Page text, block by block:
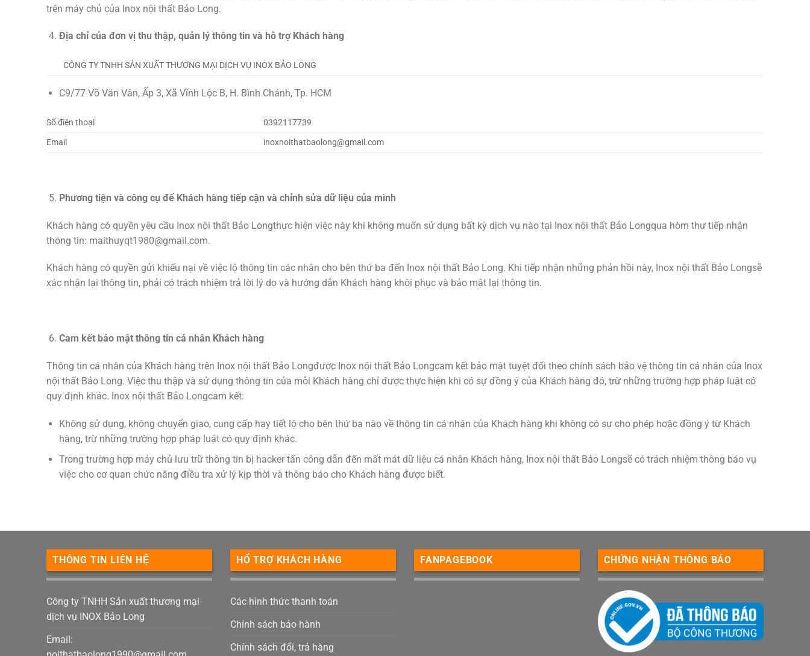
trên máy chủ của Inox nội thất Bảo Long.
Địa chỉ của đơn vị thu thập, quản lý thông tin và hỗ trợ Khách hàng
CÔNG TY TNHH SẢN XUẤT THƯƠNG MẠI DỊCH VỤ INOX BẢO LONG
C9/77 Võ Văn Vân, Ấp 3, Xã Vĩnh Lộc B, H. Bình Chánh, Tp. HCM
Số điện thoại
0392117739
Email
inoxnoithatbaolong@gmail.com
Phương tiện và công cụ để Khách hàng tiếp cận và chỉnh sửa dữ liệu của mình
Khách hàng có quyền yêu cầu Inox nội thất Bảo Longthực hiện việc này khi không muốn sử dụng bất kỳ dịch vụ nào tại Inox nội thất Bảo Longqua hòm thư tiếp nhận
thông tin: maithuyqt1980@gmail.com.
Khách hàng có quyền gửi khiếu nại về việc lộ thông tin các nhân cho bên thứ ba đến Inox nội thất Bảo Long. Khi tiếp nhận những phản hồi này, Inox nội thất Bảo Longsẽ
xác nhận lại thông tin, phải có trách nhiệm trả lời lý do và hướng dẫn Khách hàng khôi phục và bảo mật lại thông tin.
Cam kết bảo mật thông tin cá nhân Khách hàng
Thông tin cá nhân của Khách hàng trên Inox nội thất Bảo Longđược Inox nội thất Bảo Longcam kết bảo mật tuyệt đối theo chính sách bảo vệ thông tin cá nhân của Inox
nội thất Bảo Long. Việc thu thập và sử dụng thông tin của mỗi Khách hàng chỉ được thực hiện khi có sự đồng ý của Khách hàng đó, trừ những trường hợp pháp luật có
quy định khác. Inox nội thất Bảo Longcam kết:
Không sử dụng, không chuyển giao, cung cấp hay tiết lộ cho bên thứ ba nào về thông tin cá nhân của Khách hàng khi không có sự cho phép hoặc đồng ý từ Khách
hàng, trừ những trường hợp pháp luật có quy định khác.
Trong trường hợp máy chủ lưu trữ thông tin bị hacker tấn công dẫn đến mất mát dữ liệu cá nhân Khách hàng, Inox nội thất Bảo Longsẽ có trách nhiệm thông báo vụ
việc cho cơ quan chức năng điều tra xử lý kịp thời và thông báo cho Khách hàng được biết.
THÔNG TIN LIÊN HỆ
Công ty TNHH Sản xuất thương mại
dịch vụ INOX Bảo Long
Email:
HỔ TRỢ KHÁCH HÀNG
Các hình thức thanh toán
Chính sách bảo hành
Chính sách đổi, trả hàng
FANPAGEBOOK CHỨNG NHẬN THÔNG BÁO